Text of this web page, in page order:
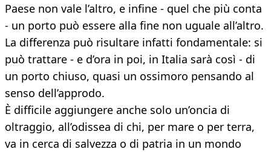
Paese non vale l’altro, e infine - quel che più conta
- un porto può essere alla fine non uguale all’altro.
La differenza può risultare infatti fondamentale: si
può trattare - e d’ora in poi, in Italia sarà così - di
un porto chiuso, quasi un ossimoro pensando al
senso dell’approdo.
È difficile aggiungere anche solo un’oncia di
oltraggio, all’odissea di chi, per mare o per terra,
va in cerca di salvezza o di patria in un mondo